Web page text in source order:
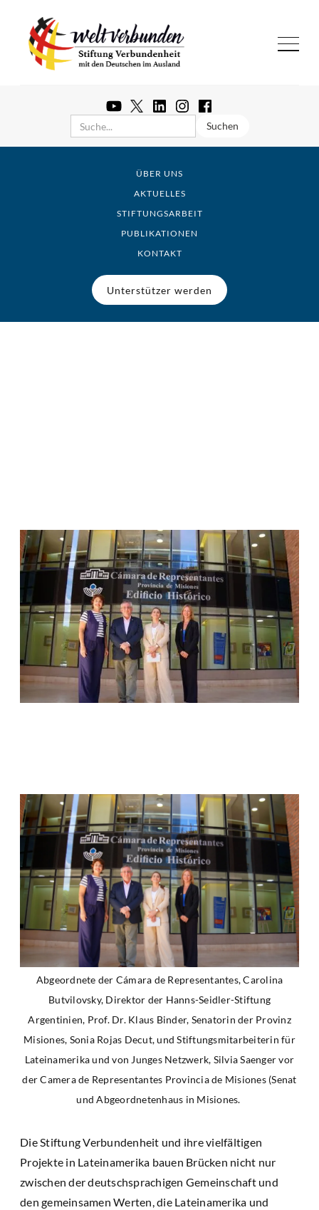
ÜBER UNS
AKTUELLES
STIFTUNGSARBEIT
PUBLIKATIONEN
KONTAKT
Unterstützer werden
Abgeordnete der Cámara de Representantes, Carolina
Butvilovsky, Direktor der Hanns-Seidler-Stiftung
Argentinien, Prof. Dr. Klaus Binder, Senatorin der Provinz
Misiones, Sonia Rojas Decut, und Stiftungsmitarbeiterin für
Lateinamerika und von Junges Netzwerk, Silvia Saenger vor
der Camera de Representantes Provincia de Misiones (Senat
und Abgeordnetenhaus in Misiones.
Die Stiftung Verbundenheit und ihre vielfältigen
Projekte in Lateinamerika bauen Brücken nicht nur
zwischen der deutschsprachigen Gemeinschaft und
den gemeinsamen Werten, die Lateinamerika und